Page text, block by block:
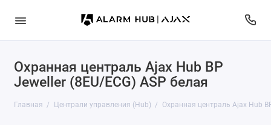
Охранная централь Ajax Hub BP
Jeweller (8EU/ECG) ASP белая
Главная Централи управления (Hub) Охранная централь Ajax Hub